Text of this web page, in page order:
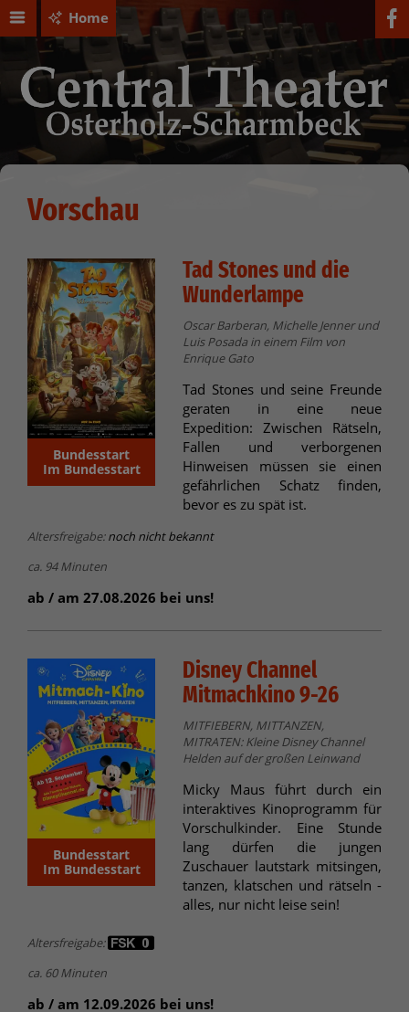
Home
Vorschau
Bundesstart
Im Bundesstart
Tad Stones und die
Wunderlampe
Oscar Barberan, Michelle Jenner und
Luis Posada in einem Film von
Enrique Gato
Tad Stones und seine Freunde
geraten in eine neue
Expedition: Zwischen Rätseln,
Fallen und verborgenen
Hinweisen müssen sie einen
gefährlichen Schatz finden,
bevor es zu spät ist.
Altersfreigabe:noch nicht bekannt
ca. 94 Minuten
ab / am 27.08.2026 bei uns!
Bundesstart
Im Bundesstart
Disney Channel
Mitmachkino 9-26
MITFIEBERN, MITTANZEN,
MITRATEN: Kleine Disney Channel
Helden auf der großen Leinwand
Micky Maus führt durch ein
interaktives Kinoprogramm für
Vorschulkinder. Eine Stunde
lang dürfen die jungen
Zuschauer lautstark mitsingen,
tanzen, klatschen und rätseln -
alles, nur nicht leise sein!
Altersfreigabe:
ca. 60 Minuten
ab / am 12.09.2026 bei uns!